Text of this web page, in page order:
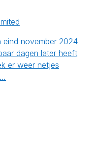
november 2024
dagen later heeft
er weer netjes